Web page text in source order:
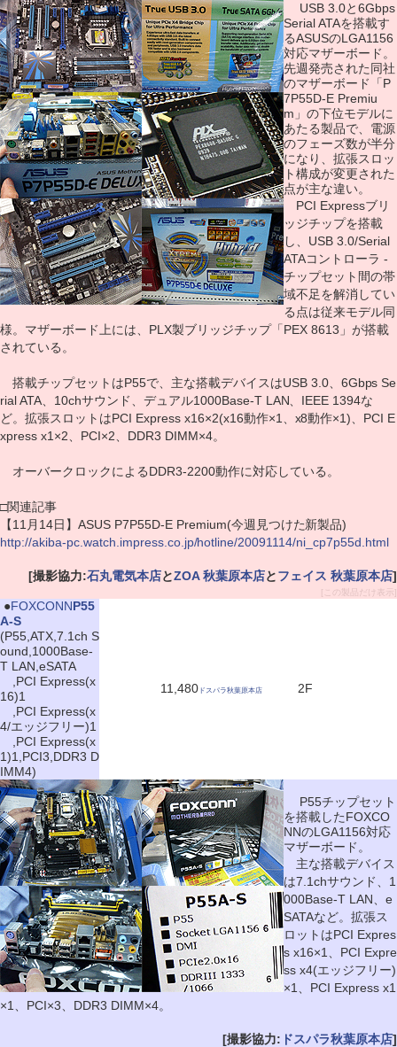
USB 3.0と6Gbps
Serial ATAを搭載す
るASUSのLGA1156
対応マザーボード。
先週発売された同社
のマザーボード「P
7P55D-E Premiu
m」の下位モデルに
あたる製品で、電源
のフェーズ数が半分
になり、拡張スロッ
ト構成が変更された
点が主な違い。
PCI Expressブリ
ッジチップを搭載
し、USB 3.0/Serial
ATAコントローラ -
チップセット間の帯
域不足を解消してい
る点は従来モデル同
様。マザーボード上には、PLX製ブリッジチップ「PEX 8613」が搭載
されている。
搭載チップセットはP55で、主な搭載デバイスはUSB 3.0、6Gbps Se
rial ATA、10chサウンド、デュアル1000Base-T LAN、IEEE 1394な
ど。拡張スロットはPCI Express x16×2(x16動作×1、x8動作×1)、PCI E
xpress x1×2、PCI×2、DDR3 DIMM×4。
オーバークロックによるDDR3-2200動作に対応している。
□関連記事
【11月14日】ASUS P7P55D-E Premium(今週見つけた新製品)
http://akiba-pc.watch.impress.co.jp/hotline/20091114/ni_cp7p55d.html
[撮影協力:石丸電気本店とZOA 秋葉原本店とフェイス 秋葉原本店]
[この製品だけ表示]
●FOXCONNP55
A-S
(P55,ATX,7.1ch S
ound,1000Base-
T LAN,eSATA
,PCI Express(x
16)1
,PCI Express(x
4/エッジフリー)1
,PCI Express(x
1)1,PCI3,DDR3 D
IMM4)
11,480 ドスパラ秋葉原本店 2F
P55チップセット
を搭載したFOXCO
NNのLGA1156対応
マザーボード。
主な搭載デバイス
は7.1chサウンド、1
000Base-T LAN、e
SATAなど。拡張ス
ロットはPCI Expres
s x16×1、PCI Expre
ss x4(エッジフリー)
×1、PCI Express x1
×1、PCI×3、DDR3 DIMM×4。
[撮影協力: ドスパラ秋葉原本店]